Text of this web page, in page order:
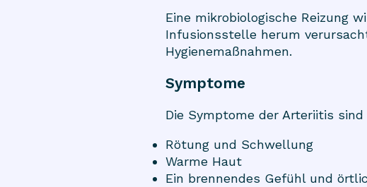
Eine mikrobiologische Reizung
Infusionsstelle herum
Hygienemaßnahmen.
Symptome
Die Symptome der Arteriitis
Rötung und Schwellung
Warme Haut
Ein brennendes Gefühl und